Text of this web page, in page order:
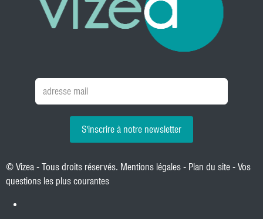
S'inscrire à notre newsletter
© Vizea - Tous droits réservés. Mentions légales - Plan du site - Vos
questions les plus courantes